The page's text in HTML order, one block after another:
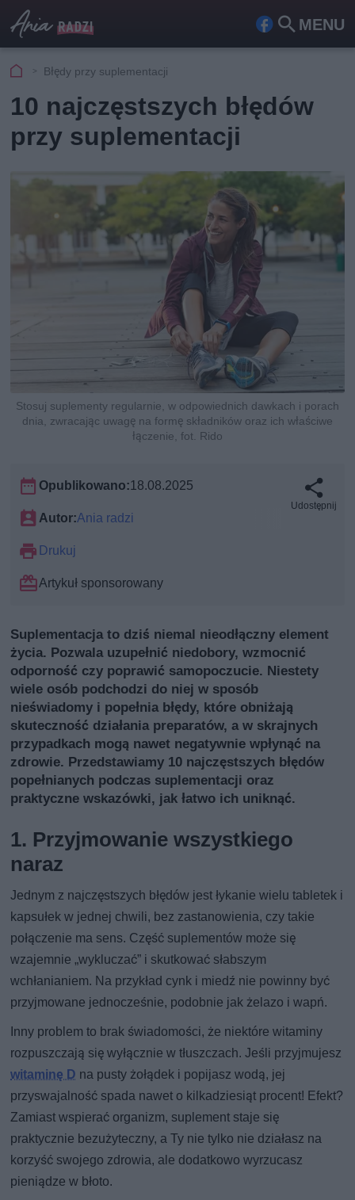
MENU
Fa Szu
Błędy przy suplementacji
10 najczęstszych błędów
przy suplementacji
Stosuj suplementy regularnie, w odpowiednich dawkach i porach
dnia, zwracając uwagę na formę składników oraz ich właściwe
łączenie, fot. Rido
Opublikowano:18.08.2025
Autor:Ania radzi
Drukuj
Artykuł sponsorowany
Udostępnij
Suplementacja to dziś niemal nieodłączny element
życia. Pozwala uzupełnić niedobory, wzmocnić
odporność czy poprawić samopoczucie. Niestety
wiele osób podchodzi do niej w sposób
nieświadomy i popełnia błędy, które obniżają
skuteczność działania preparatów, a w skrajnych
przypadkach mogą nawet negatywnie wpłynąć na
zdrowie. Przedstawiamy 10 najczęstszych błędów
popełnianych podczas suplementacji oraz
praktyczne wskazówki, jak łatwo ich uniknąć.
1. Przyjmowanie wszystkiego
naraz
Jednym z najczęstszych błędów jest łykanie wielu tabletek i
kapsułek w jednej chwili, bez zastanowienia, czy takie
połączenie ma sens. Część suplementów może się
wzajemnie „wykluczać” i skutkować słabszym
wchłanianiem. Na przykład cynk i miedź nie powinny być
przyjmowane jednocześnie, podobnie jak żelazo i wapń.
Inny problem to brak świadomości, że niektóre witaminy
rozpuszczają się wyłącznie w tłuszczach. Jeśli przyjmujesz
witaminę D na pusty żołądek i popijasz wodą, jej
przyswajalność spada nawet o kilkadziesiąt procent! Efekt?
Zamiast wspierać organizm, suplement staje się
praktycznie bezużyteczny, a Ty nie tylko nie działasz na
korzyść swojego zdrowia, ale dodatkowo wyrzucasz
pieniądze w błoto.